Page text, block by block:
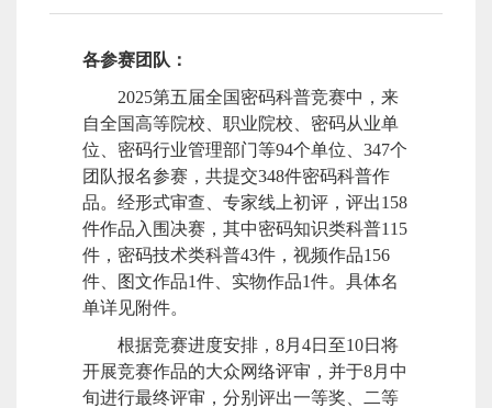
各参赛团队：
2025第五届全国密码科普竞赛中，来
自全国高等院校、职业院校、密码从业单
位、密码行业管理部门等94个单位、347个
团队报名参赛，共提交348件密码科普作
品。经形式审查、专家线上初评，评出1 58
件作品入围决赛，其中密码知识类科普115
件，密码技术类科普43件，视频作品1 56
件、图文作品1件、实物作品1件。具体名
单详见附件。
根据竞赛进度安排， 8月 4日至10日将
开展竞赛作品的大众网络评审，并于8月中
旬进行最终评审，分别评出一等奖、二等